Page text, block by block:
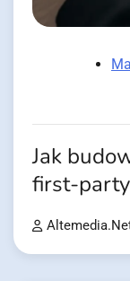
Jak
first-